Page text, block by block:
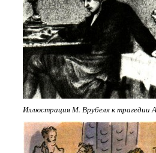
Иллюстрация М. Врубеля к